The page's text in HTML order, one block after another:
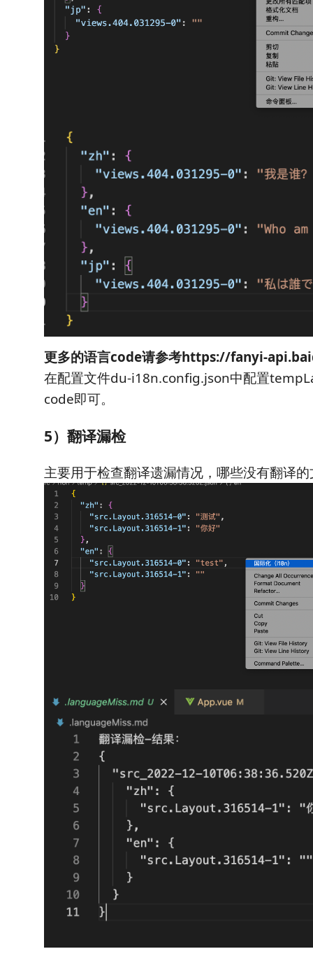
更多的语言code请参考https://fanyi-
在配置文件du-i18n.config.json中配置
code即可。
5）翻译漏检
主要用于检查翻译遗漏情况，哪些没有翻译